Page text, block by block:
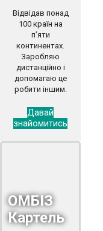
Відвідав понад
100 країн на
п’яти
континентах.
Заробляю
дистанційно і
допомагаю це
робити іншим.
Давай
знайомитись
ОМБІЗ
Картель